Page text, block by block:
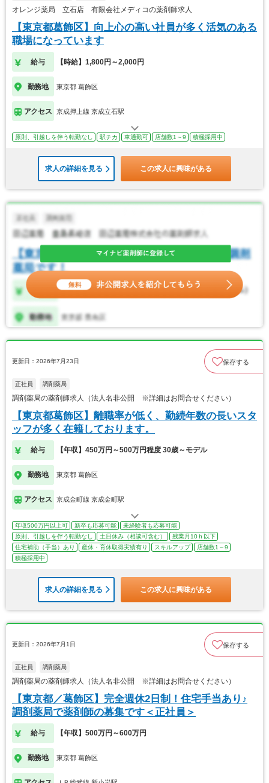
オレンジ薬局 立石店 有限会社メディコの薬剤師求人
【東京都葛飾区】向上心の高い社員が多く活気のある
職場になっています
給与 【時給】1,800円～2,000円
勤務地 東京都 葛飾区
アクセス 京成押上線 京成立石駅
原則、引越しを伴う転勤なし 駅チカ 車通勤可 店舗数1～9 積極採用中
求人の詳細を見る この求人に興味がある
更新日：2026年7月23日 保存する
正社員 調剤薬局
調剤薬局の薬剤師求人（法人名非公開 ※詳細はお問合せください）
【東京都葛飾区】離職率が低く、勤続年数の長いスタ
ッフが多く在籍しております。
給与 【年収】450万円～500万円程度 30歳～モデル
勤務地 東京都 葛飾区
アクセス 京成金町線 京成金町駅
年収500万円以上可 新卒も応募可能
未経験者も応募可能
原則、引越しを伴う転勤なし
土日休み（相談可含む）
残業月10ｈ以下
住宅補助（手当）あり
産休・育休取得実績有り スキルアップ
店舗数1～9
積極採用中
求人の詳細を見る この求人に興味がある
更新日：2026年7月1日 保存する
正社員 調剤薬局
調剤薬局の薬剤師求人（法人名非公開 ※詳細はお問合せください）
【東京都／葛飾区】完全週休2日制！住宅手当あり♪
調剤薬局で薬剤師の募集です＜正社員＞
給与 【年収】500万円～600万円
勤務地 東京都 葛飾区